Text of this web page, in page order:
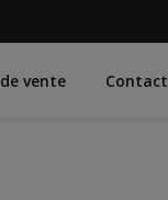
vente Contact